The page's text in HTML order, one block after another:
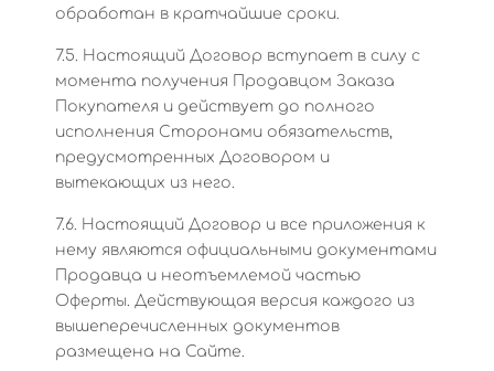
обработан в кратчайшие сроки.
7.5. Настоящий Договор вступает в силу с
момента получения Продавцом Заказа
Покупателя и действует до полного
исполнения Сторонами обязательств,
предусмотренных Договором и
вытекающих из него.
7.6. Настоящий Договор и все приложения к
нему являются официальными документами
Продавца и неотъемлемой частью
Оферты. Действующая версия каждого из
вышеперечисленных документов
размещена на Сайте.